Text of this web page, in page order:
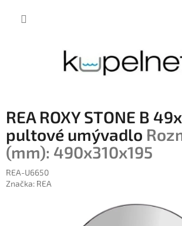
REA ROXY STONE B
pultové umývadlo
(mm): 490x310x195
REA-U6650
Značka: REA